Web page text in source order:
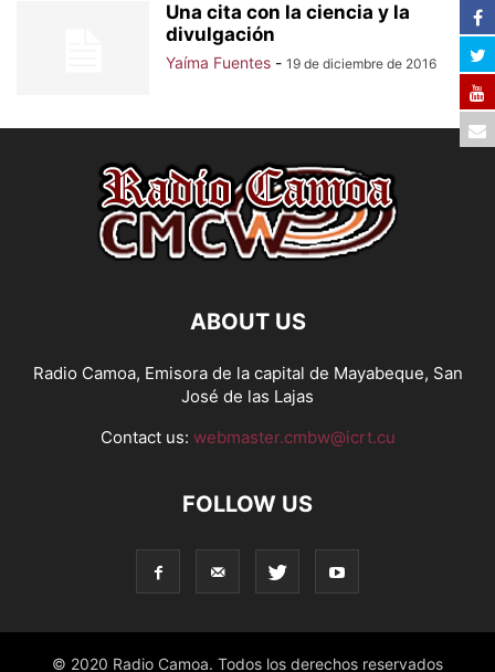
Una cita con la ciencia y la
divulgación
Yaíma Fuentes - 19 de diciembre de 2016
ABOUT US
Radio Camoa, Emisora de la capital de Mayabeque, San
José de las Lajas
Contact us: webmaster.cmbw@icrt.cu
FOLLOW US
© 2020 Radio Camoa. Todos los derechos reservados